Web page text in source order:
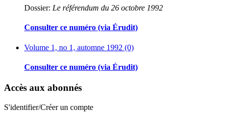
Dossier: Le référendum du 26 octobre 1992
Consulter ce numéro (via Érudit)
Volume 1, no 1, automne 1992 (0)
Consulter ce numéro (via Érudit)
Accès aux abonnés
S'identifier/Créer un compte